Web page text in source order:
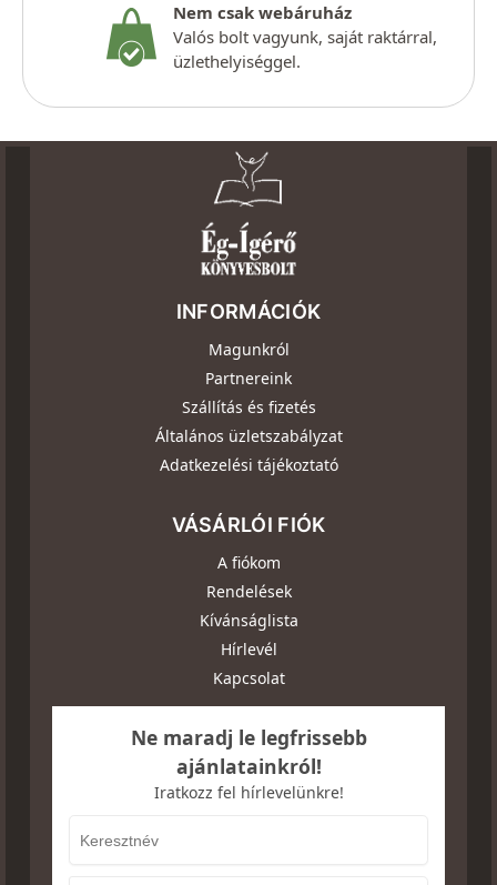
Nem csak webáruház
Valós bolt vagyunk, saját raktárral,
üzlethelyiséggel.
INFORMÁCIÓK
Magunkról
Partnereink
Szállítás és fizetés
Általános üzletszabályzat
Adatkezelési tájékoztató
VÁSÁRLÓI FIÓK
A fiókom
Rendelések
Kívánságlista
Hírlevél
Kapcsolat
Ne maradj le legfrissebb
ajánlatainkról!
Iratkozz fel hírlevelünkre!